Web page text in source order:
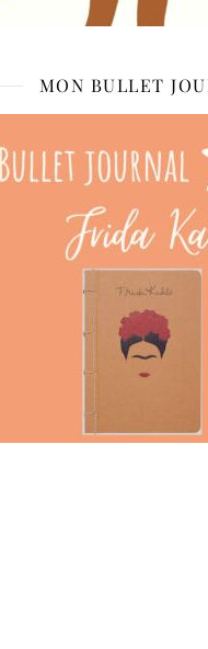
MON BULLET